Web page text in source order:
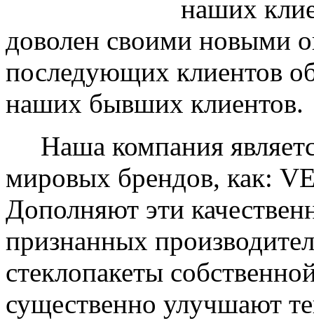
наших
доволен своими новыми
последующих клиентов
наших бывших клиентов.
Наша компания
мировых брендов, как:
Дополняют эти
признанных
стеклопакеты
существенно улучшают